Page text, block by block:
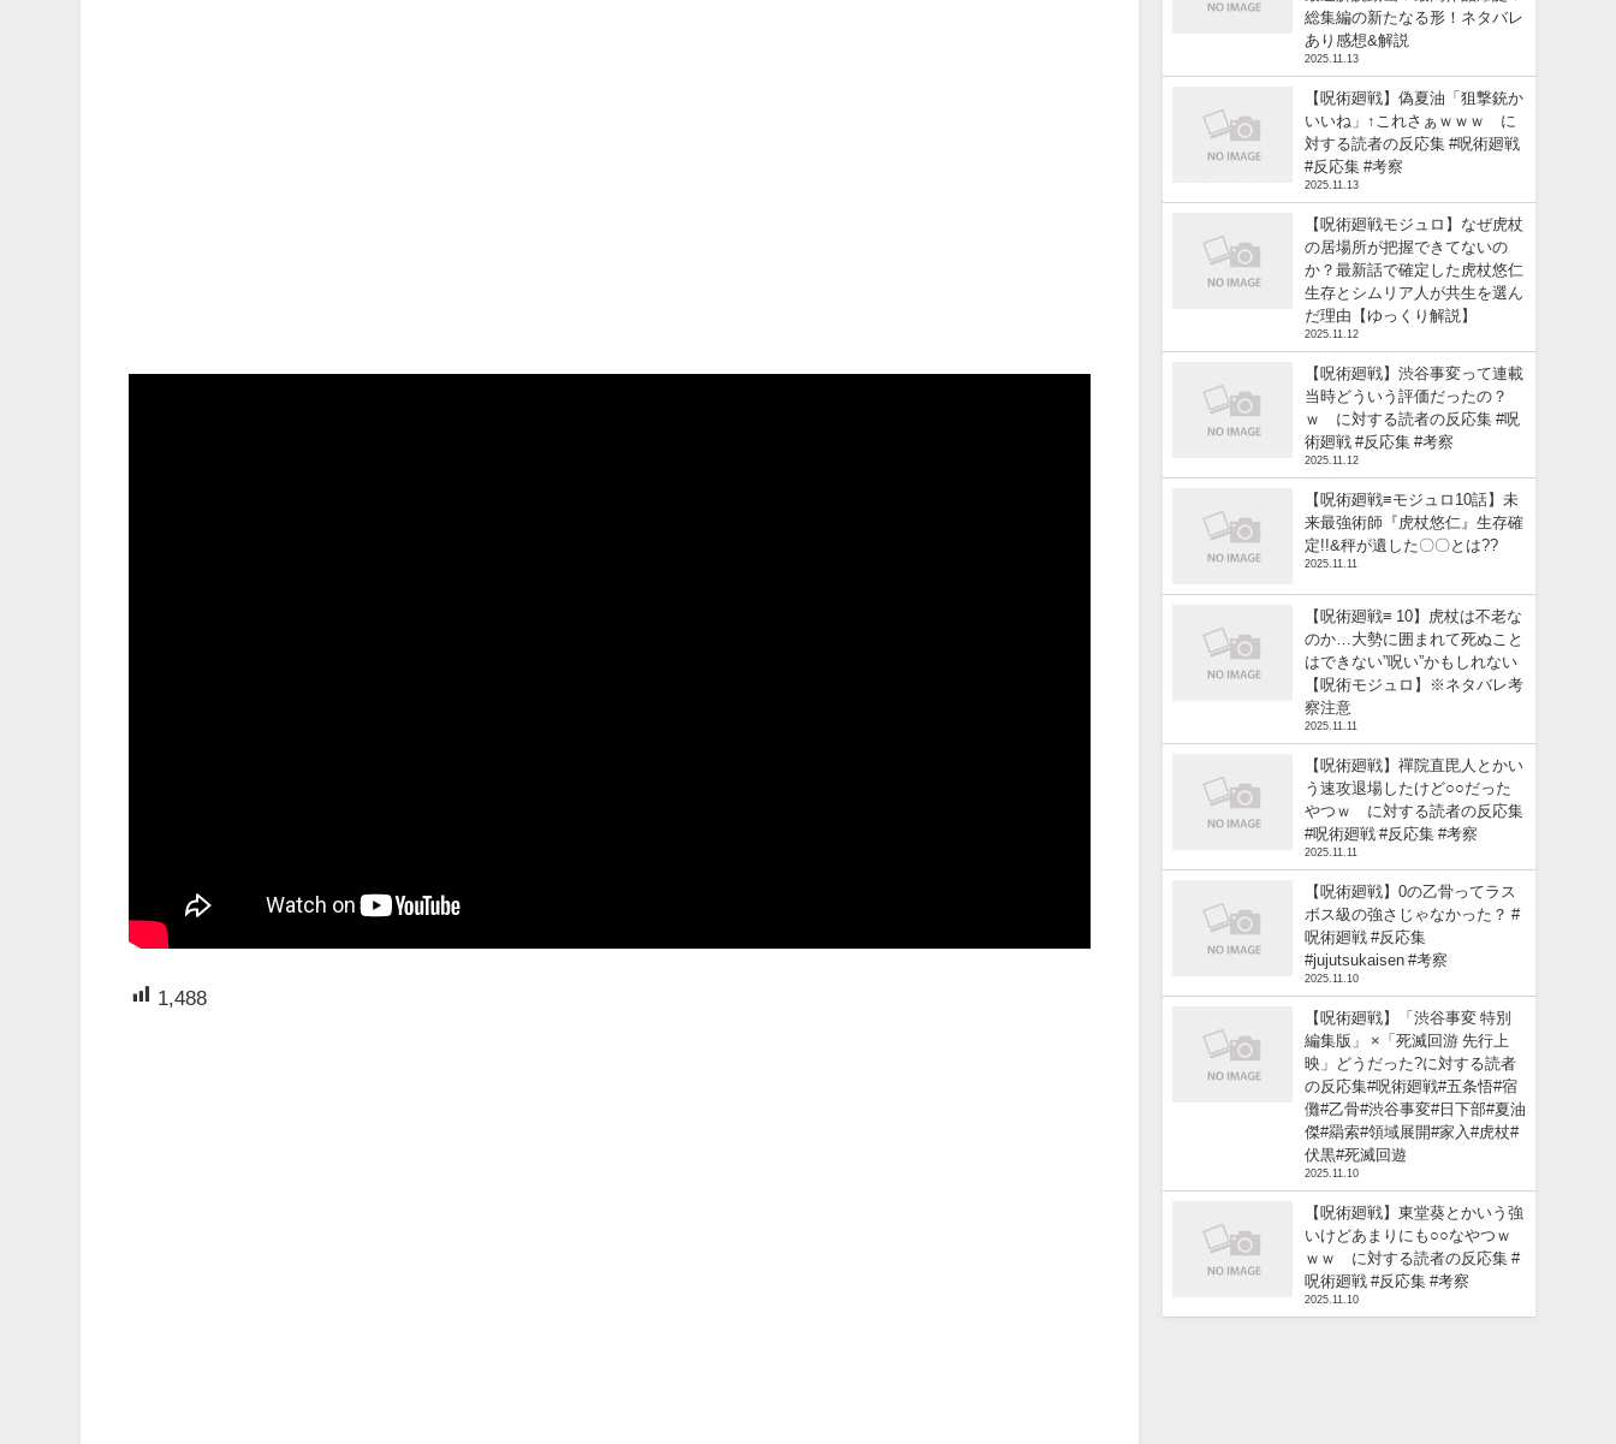
1,488
総集編の新たなる形！ネタバレ
あり感想&解説
2025.11.13
【呪術廻戦】偽夏油「狙撃銃か
いいね」↑これさぁｗｗｗ に
対する読者の反応集 #呪術廻戦
#反応集 #考察
2025.11.13
【呪術廻戦モジュロ】なぜ虎杖
の居場所が把握できてないの
か？最新話で確定した虎杖悠仁
生存とシムリア人が共生を選ん
だ理由【ゆっくり解説】
2025.11.12
【呪術廻戦】渋谷事変って連載
当時どういう評価だったの？
ｗ に対する読者の反応集 #呪
術廻戦 #反応集 #考察
2025.11.12
【呪術廻戦≡モジュロ10話】未
来最強術師『虎杖悠仁』生存確
定!!&秤が遺した〇〇とは??
2025.11.11
【呪術廻戦≡ 10】虎杖は不老な
のか…大勢に囲まれて死ぬこと
はできない”呪い”かもしれない
【呪術モジュロ】※ネタバレ考
察注意
2025.11.11
【呪術廻戦】禪院直毘人とかい
う速攻退場したけど○○だった
やつｗ に対する読者の反応集
#呪術廻戦 #反応集 #考察
2025.11.11
【呪術廻戦】0の乙骨ってラス
ボス級の強さじゃなかった？ #
呪術廻戦 #反応集
#jujutsukaisen #考察
2025.11.10
【呪術廻戦】「渋谷事変 特別
編集版」 ×「死滅回游 先行上
映」どうだった?に対する読者
の反応集#呪術廻戦#五条悟#宿
儺#乙骨#渋谷事変#日下部#夏油
傑#羂索#領域展開#家入#虎杖#
伏黒#死滅回遊
2025.11.10
【呪術廻戦】東堂葵とかいう強
いけどあまりにも○○なやつｗ
ｗｗ に対する読者の反応集 #
呪術廻戦 #反応集 #考察
2025.11.10